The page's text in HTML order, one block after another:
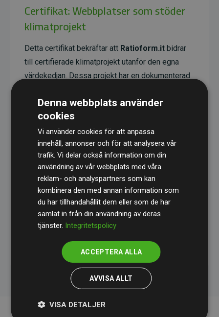
Certifikat: Webbplatser som stöder
klimatprojekt
Detta certifikat bekräftar att Ratioform.it bidrar
till certifierade klimatprojekt utanför den egna
värdekedjan. Dessa projekt har en dokumenterad
motsvarar dubbelt så mycket CO₂ som
webbplatsens beräknade utsläpp.
Alla projekt verifieras genomGold Standard
vilket säkerställer hög kvalitet, faktisk klimatnytta
och full transparens. Du kan läsa mer om de
specifika projektenhär.
initiativet Webbplatser som stöder klimatprojekt
Denna webbplats använder
cookies
Vi använder cookies för att anpassa
innehåll, annonser och för att analysera vår
trafik. Vi delar också information om din
användning av vår webbplats med våra
reklam- och analyspartners som kan
kombinera den med annan information som
du har tillhandahållit dem eller som de har
samlat in från din användning av deras
tjänster. Integritetspolicy
ACCEPTERA ALLA
AVVISA ALLT
VISA DETALJER